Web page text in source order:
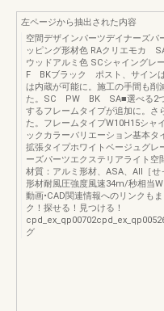
左ページから抽出された内容
空間デザインパーツデイナーズパ
ッピング形材色 RAクリエモカ
ウッドアルミ色 SCシャイング
F BKブラック ポスト、サイン
は内蔵が可能に。施工の手間も削
た。SC PW BK SA■選べる2つ
するフレームタイプが追加に。さ
た。フレームタイプW10H15シャ
ックカラーバリエーション基本タ
拡張タイプホワイトベージュグレ
ーズパーツエクステリアライト空
材質：アルミ形材、ASA、AⅡ［
形材耐風圧強度風速34m/秒相当
動画•CAD関連情報へのリンクも
ク！探せる！見つける！
グ